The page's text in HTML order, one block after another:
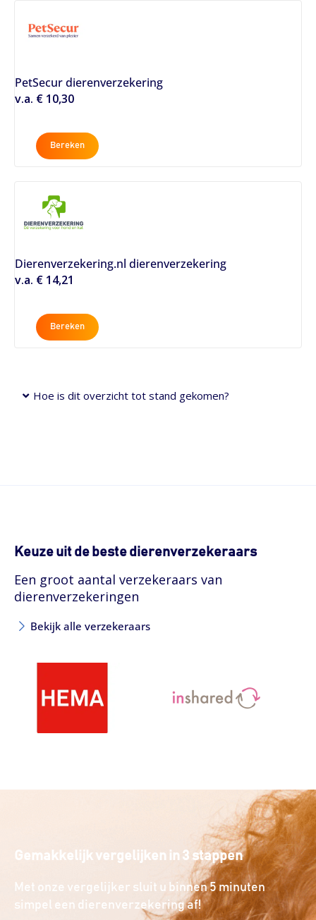
PetSecur dierenverzekering
v.a. € 10,30
Bereken
Dierenverzekering.nl dierenverzekering
v.a. € 14,21
Bereken
Hoe is dit overzicht tot stand gekomen?
Keuze uit de beste dierenverzekeraars
Een groot aantal verzekeraars van
dierenverzekeringen
Bekijk alle verzekeraars
Gemakkelijk vergelijken in 3 stappen
Met onze vergelijker sluit u binnen 5 minuten
simpel een dierenverzekering af!